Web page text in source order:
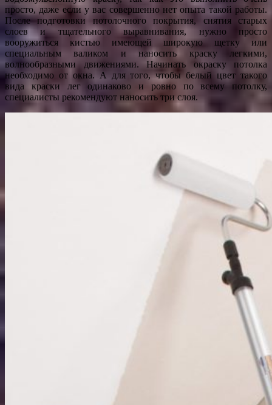
просто, даже если у вас совершенно нет опыта такой работы.
После подготовки потолочного покрытия, снятия старых
слоев и тщательного выравнивания, нужно просто
вооружиться кистью имеющей широкую щетку или
специальным валиком и наносить краску легкими,
волнообразными движениями. Начинать окраску потолка
необходимо от окна. А для того, чтобы белый цвет такого
вида краски лег одинаково и ровно по всему потолку,
специалисты рекомендуют наносить три слоя.